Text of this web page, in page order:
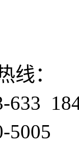
线：
5005